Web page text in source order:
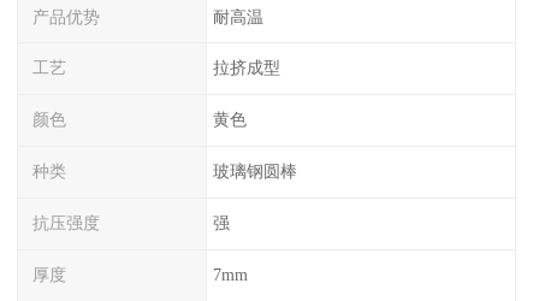
产品优势 耐高温
工艺 拉挤成型
颜色 黄色
种类 玻璃钢圆棒
抗压强度 强
厚度 7mm